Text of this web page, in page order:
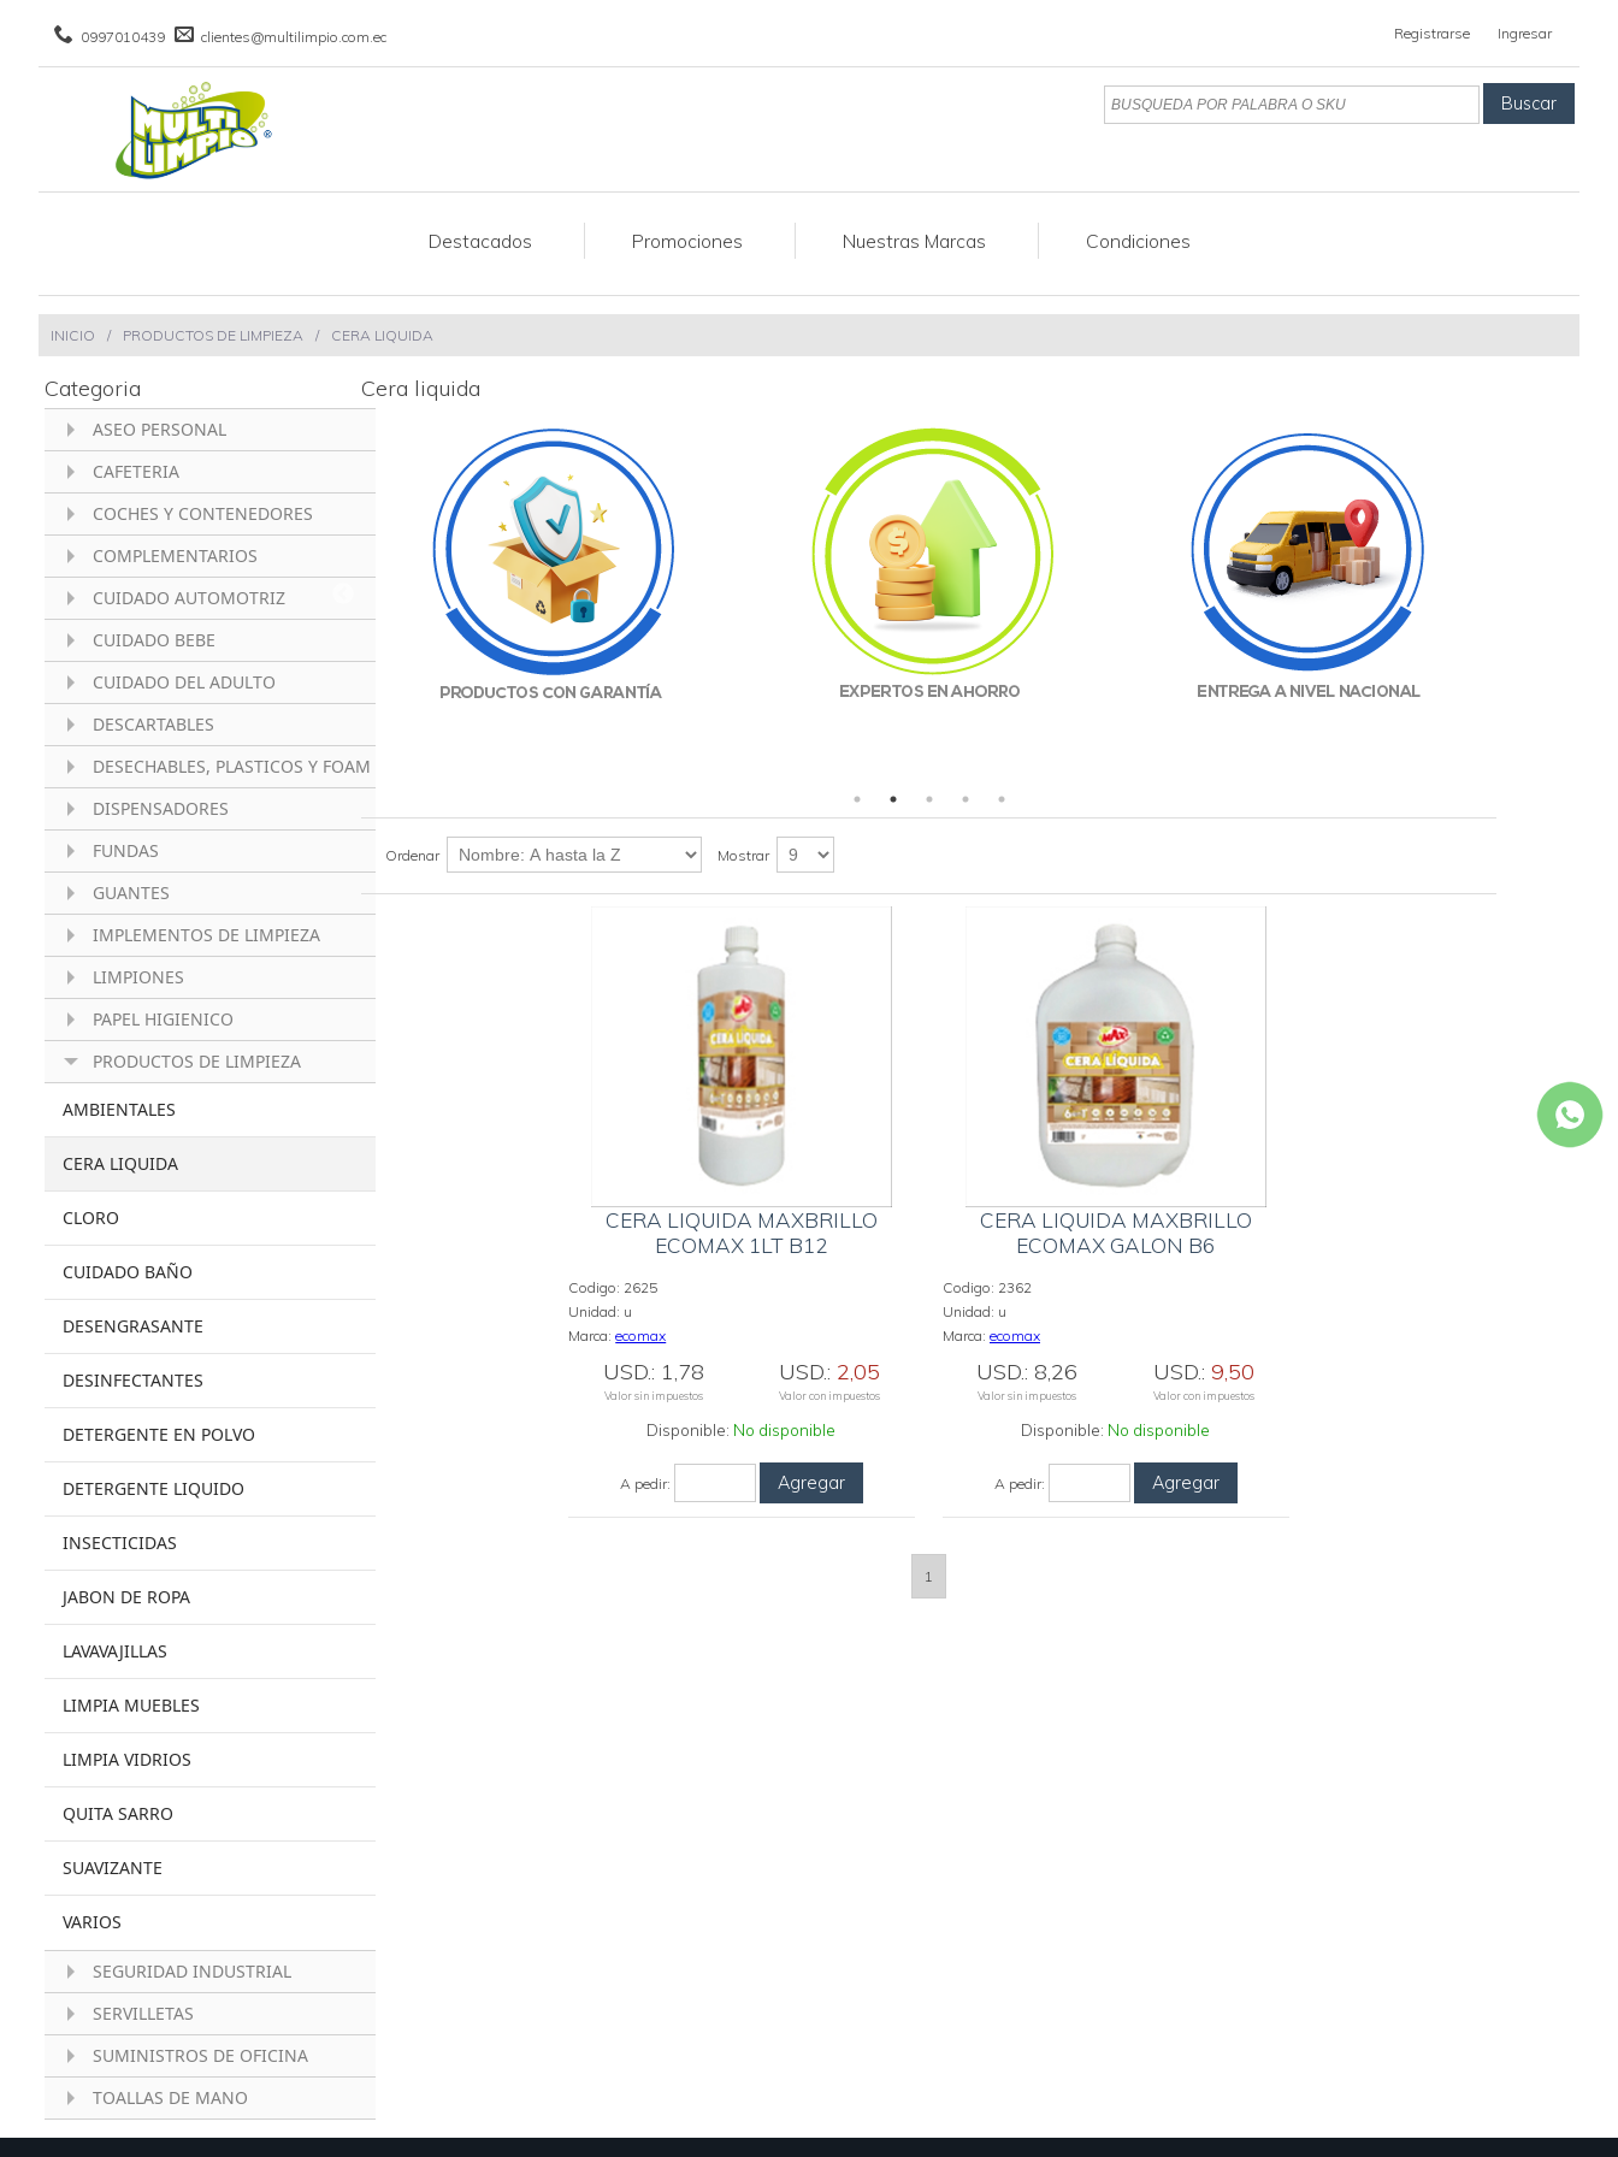
0997010439 clientes@multilimpio.com.ec Registrarse Ingresar
Buscar
Destacados Promociones Nuestras Marcas Condiciones
INICIO / PRODUCTOS DE LIMPIEZA / CERA LIQUIDA
Categoria
ASEO PERSONAL
CAFETERIA
COCHES Y CONTENEDORES
COMPLEMENTARIOS
CUIDADO AUTOMOTRIZ
CUIDADO BEBE
CUIDADO DEL ADULTO
DESCARTABLES
DESECHABLES, PLASTICOS Y FOAM
DISPENSADORES
FUNDAS
GUANTES
IMPLEMENTOS DE LIMPIEZA
LIMPIONES
PAPEL HIGIENICO
PRODUCTOS DE LIMPIEZA
AMBIENTALES
CERA LIQUIDA
CLORO
CUIDADO BAÑO
DESENGRASANTE
DESINFECTANTES
DETERGENTE EN POLVO
DETERGENTE LIQUIDO
INSECTICIDAS
JABON DE ROPA
LAVAVAJILLAS
LIMPIA MUEBLES
LIMPIA VIDRIOS
QUITA SARRO
SUAVIZANTE
VARIOS
SEGURIDAD INDUSTRIAL
SERVILLETAS
SUMINISTROS DE OFICINA
TOALLAS DE MANO
cera liquida
Ordenar Mostrar
CERA LIQUIDA MAXBRILLO
ECOMAX 1LT B12
Codigo: 2625
Unidad: u
Marca:ecomax
USD.: 1,78
Valor sin impuestos
USD.: 2,05
Valor con impuestos
Disponible: No disponible
A pedir: Agregar
CERA LIQUIDA MAXBRILLO
ECOMAX GALON B6
Codigo: 2362
Unidad: u
Marca: ecomax
USD.: 8,26
Valor sin impuestos
USD.: 9,50
Valor con impuestos
Disponible: No disponible
A pedir: Agregar
1